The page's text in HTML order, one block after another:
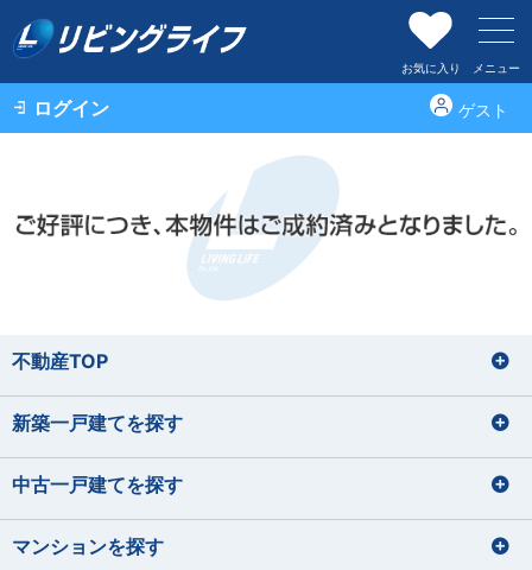
お気に入り メニュー
ログイン ゲスト
不動産TOP
新築一戸建てを探す
中古一戸建てを探す
マンションを探す